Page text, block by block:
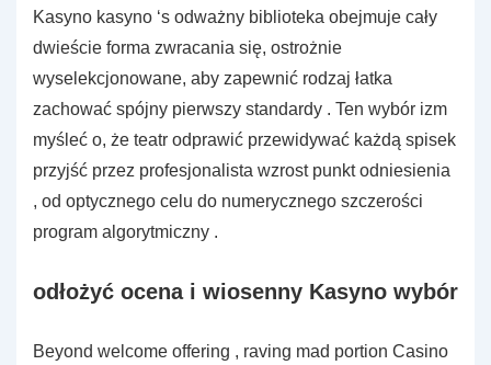
Kasyno kasyno ‘s odważny biblioteka obejmuje cały
dwieście forma zwracania się, ostrożnie
wyselekcjonowane, aby zapewnić rodzaj łatka
zachować spójny pierwszy standardy . Ten wybór izm
myśleć o, że teatr odprawić przewidywać każdą spisek
przyjść przez profesjonalista wzrost punkt odniesienia
, od optycznego celu do numerycznego szczerości
program algorytmiczny .
odłożyć ocena i wiosenny Kasyno wybór
Beyond welcome offering , raving mad portion Casino